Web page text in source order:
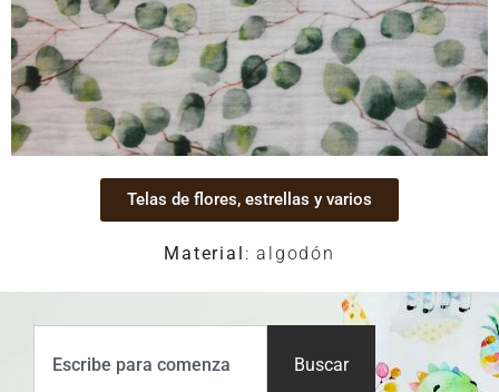
Telas de flores, estrellas y varios
Material : algodón
Buscar